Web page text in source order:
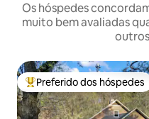
Os hóspedes
muito bem avaliadas
Entre os melhores
Preferido dos hóspedes